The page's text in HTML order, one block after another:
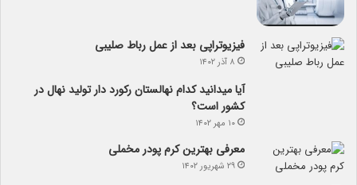
فیزیوتراپی بعد از عمل رباط صلیبی
۸ آذر ۱۴۰۲
آیا می­دانید کدام نهالستان رکورد دار تولید نهال­ در
کشور است؟
۱۰ مهر ۱۴۰۲
معرفی بهترین کرم پودر مخملی
۲۹ شهریور ۱۴۰۲